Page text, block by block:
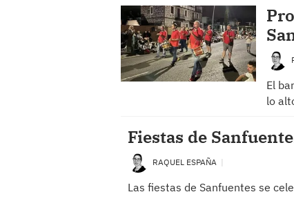
El
lo
Fiestas de
RAQUEL ESPAÑA
Las fiestas de Sanfuentes se